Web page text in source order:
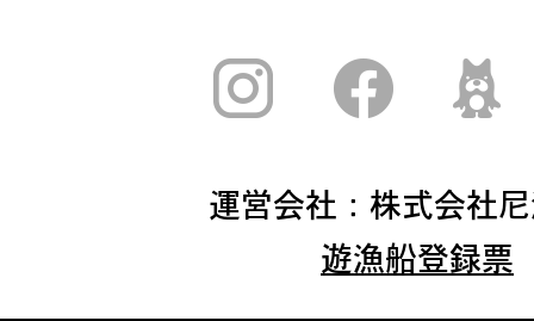
運営会社：株式会社
遊漁船登録票